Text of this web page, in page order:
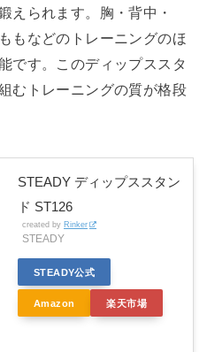
えられます。胸・背中・
もなどのトレーニングのほ
です。このディップススタ
むトレーニングの質が格段
STEADY ディップススタン
ド ST126
created by Rinker
STEADY
STEADY公式
Amazon 楽天市場